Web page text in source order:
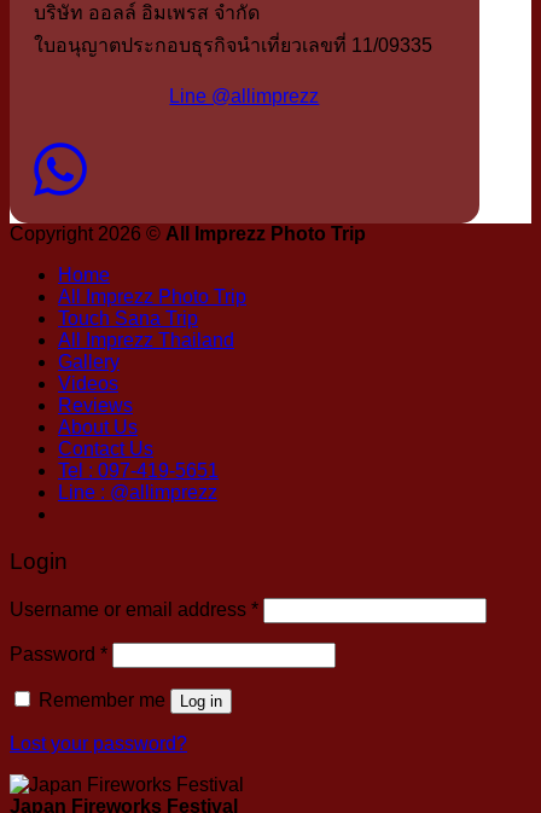
บริษัท ออลล์ อิมเพรส จำกัด
ใบอนุญาตประกอบธุรกิจนำเที่ยวเลขที่ 11/09335
Line @allimprezz
Copyright 2026 © All Imprezz Photo Trip
Home
All Imprezz Photo Trip
Touch Sana Trip
All Imprezz Thailand
Gallery
Videos
Reviews
About Us
Contact Us
Tel : 097-419-5651
Line : @allimprezz
Login
Username or email address *
Password *
Remember me Log in
Lost your password?
Japan Fireworks Festival